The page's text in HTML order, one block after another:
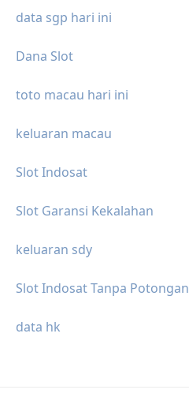
data sgp hari ini
Dana Slot
toto macau hari ini
keluaran macau
Slot Indosat
Slot Garansi Kekalahan
keluaran sdy
Slot Indosat Tanpa Potongan
data hk